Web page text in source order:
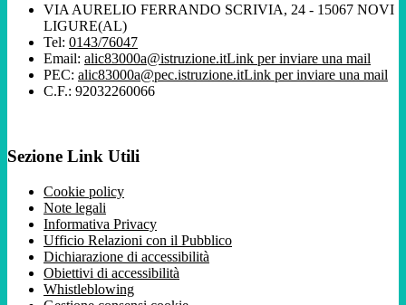
VIA AURELIO FERRANDO SCRIVIA, 24 - 15067 NOVI
LIGURE(AL)
Tel: 0143/76047
Email: alic83000a@istruzione.itLink per inviare una mail
PEC: alic83000a@pec.istruzione.itLink per inviare una mail
C.F.: 92032260066
Sezione Link Utili
Cookie policy
Note legali
Informativa Privacy
Ufficio Relazioni con il Pubblico
Dichiarazione di accessibilità
Obiettivi di accessibilità
Whistleblowing